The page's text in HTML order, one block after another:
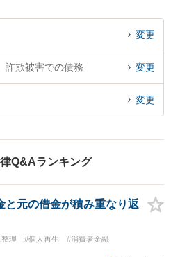
変更
詐欺被害での債務 変更
変更
Q&Aランキング
と元の借金が積み重なり返
理 #個人再生
#消費者金融